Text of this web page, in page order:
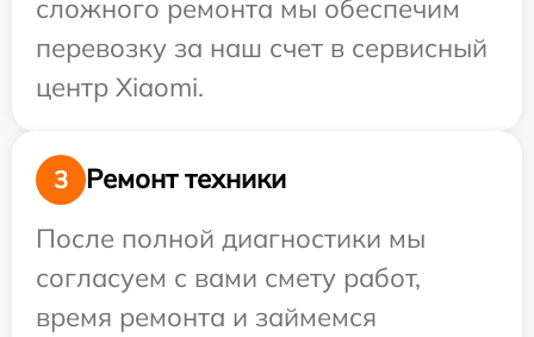
сложного ремонта мы обеспечим
перевозку за наш счет в сервисный
центр Xiaomi.
3
Ремонт техники
После полной диагностики мы
согласуем с вами смету работ,
время ремонта и займемся